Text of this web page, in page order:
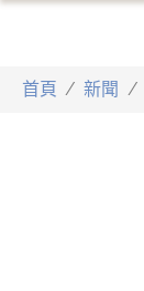
首頁 / 新聞 /